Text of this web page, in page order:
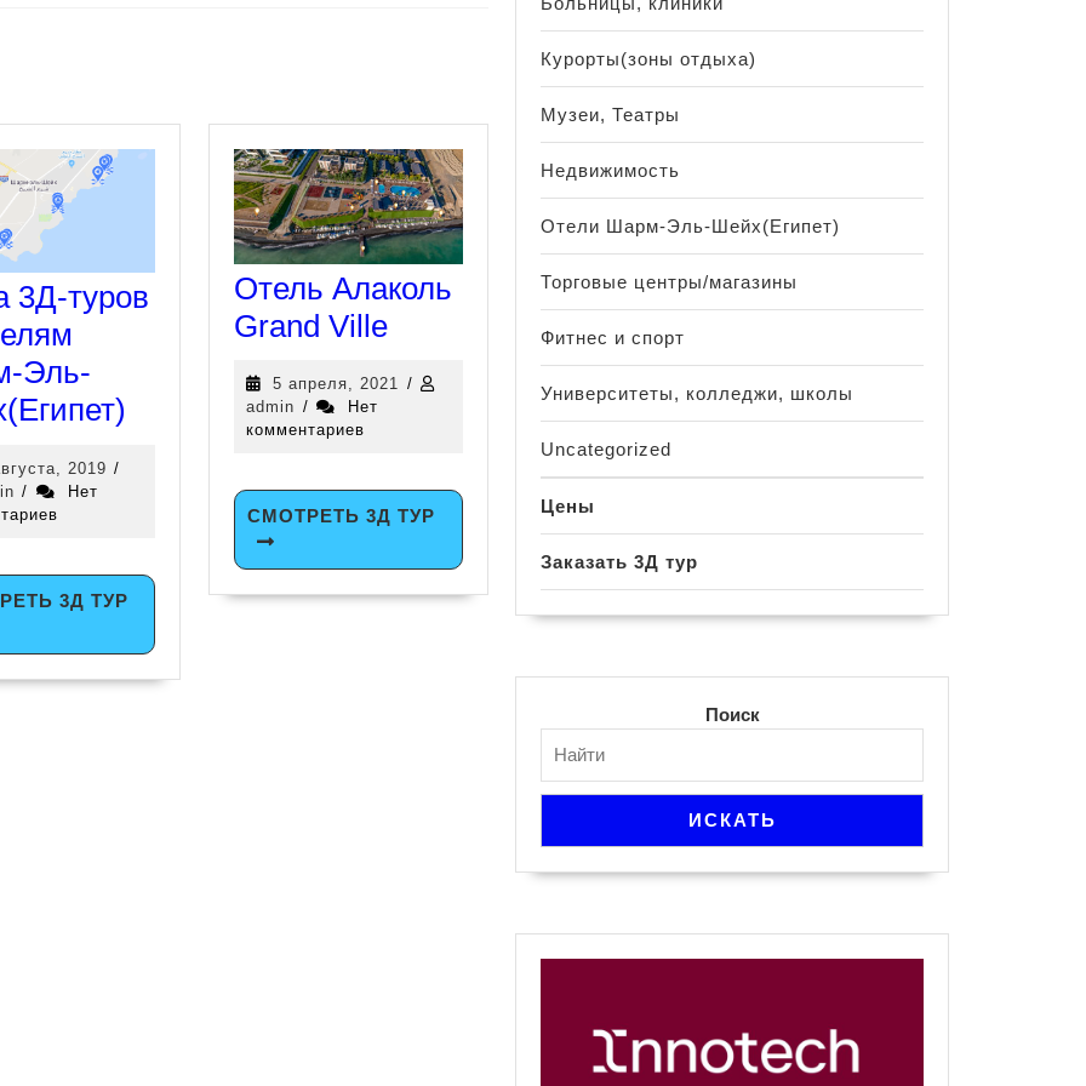
3Д-туров
Эль-
2019 /
/
Нет
3Д ТУР
Отель Алаколь
Grand Ville
5 апреля, 2021 /
admin /
Нет
комментариев
СМОТРЕТЬ 3Д ТУР
Курорты(зоны отдыха)
Музеи, Театры
Недвижимость
Отели Шарм-Эль-Шейх(Египет)
Торговые центры/магазины
Фитнес и спорт
Университеты, колледжи, школы
Uncategorized
Цены
Заказать 3Д тур
Поиск
ИСКАТЬ